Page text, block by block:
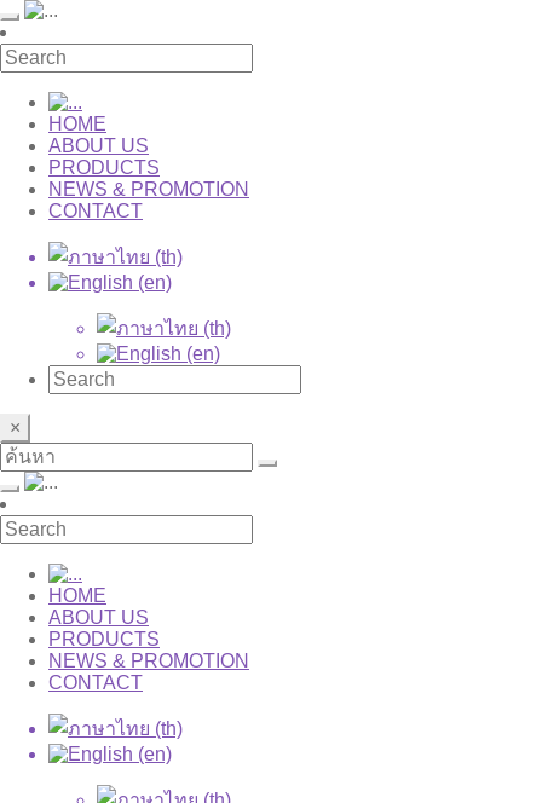
HOME
ABOUT US
PRODUCTS
NEWS & PROMOTION
CONTACT
×
HOME
ABOUT US
PRODUCTS
NEWS & PROMOTION
CONTACT